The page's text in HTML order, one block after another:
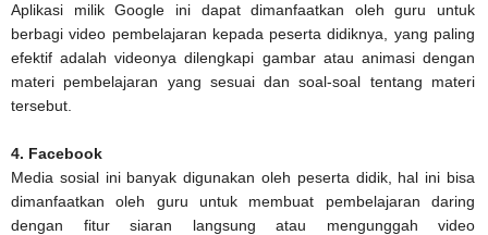
Aplikasi milik Google ini dapat dimanfaatkan oleh guru untuk
berbagi video pembelajaran kepada peserta didiknya, yang paling
efektif adalah videonya dilengkapi gambar atau animasi dengan
materi pembelajaran yang sesuai dan soal-soal tentang materi
tersebut.
4. Facebook
Media sosial ini banyak digunakan oleh peserta didik, hal ini bisa
dimanfaatkan oleh guru untuk membuat pembelajaran daring
dengan fitur siaran langsung atau mengunggah video